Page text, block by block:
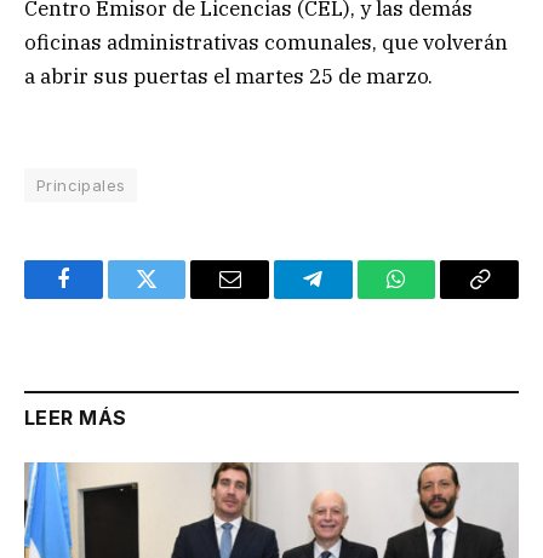
Centro Emisor de Licencias (CEL), y las demás
oficinas administrativas comunales, que volverán
a abrir sus puertas el martes 25 de marzo.
Principales
FacebookTwitter Email TelegramWhatsAppCopy
LEER MÁS